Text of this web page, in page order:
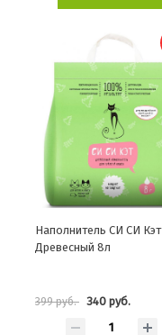
Наполнитель СИ СИ Кэт
Древесный 8л
399 руб. 340 руб.